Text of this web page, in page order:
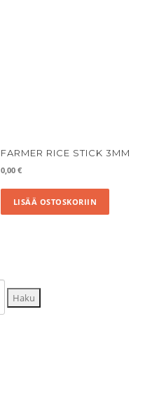
FARMER RICE STICK 3MM
0,00€
LISÄÄ OSTOSKORIIN
Haku